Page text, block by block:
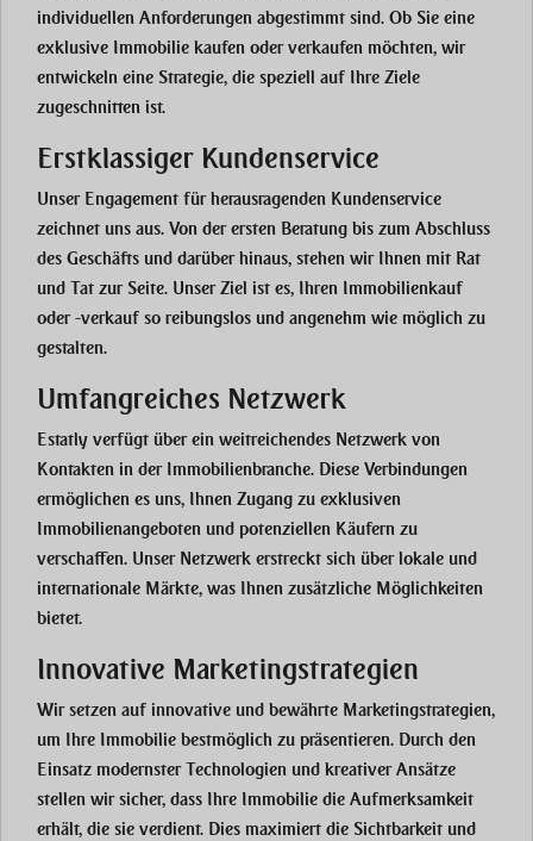
individuellen Anforderungen abgestimmt sind. Ob Sie eine
exklusive Immobilie kaufen oder verkaufen möchten, wir
entwickeln eine Strategie, die speziell auf Ihre Ziele
zugeschnitten ist.
Erstklassiger Kundenservice
Unser Engagement für herausragenden Kundenservice
zeichnet uns aus. Von der ersten Beratung bis zum Abschluss
des Geschäfts und darüber hinaus, stehen wir Ihnen mit Rat
und Tat zur Seite. Unser Ziel ist es, Ihren Immobilienkauf
oder -verkauf so reibungslos und angenehm wie möglich zu
gestalten.
Umfangreiches Netzwerk
Estatly verfügt über ein weitreichendes Netzwerk von
Kontakten in der Immobilienbranche. Diese Verbindungen
ermöglichen es uns, Ihnen Zugang zu exklusiven
Immobilienangeboten und potenziellen Käufern zu
verschaffen. Unser Netzwerk erstreckt sich über lokale und
internationale Märkte, was Ihnen zusätzliche Möglichkeiten
bietet.
Innovative Marketingstrategien
Wir setzen auf innovative und bewährte Marketingstrategien,
um Ihre Immobilie bestmöglich zu präsentieren. Durch den
Einsatz modernster Technologien und kreativer Ansätze
stellen wir sicher, dass Ihre Immobilie die Aufmerksamkeit
erhält, die sie verdient. Dies maximiert die Sichtbarkeit und